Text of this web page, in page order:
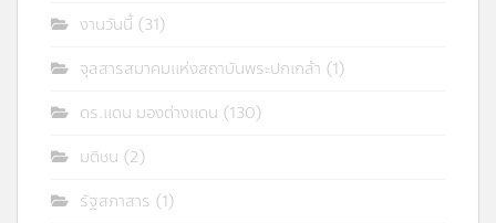
งานวันนี้ (31)
จุลสารสมาคมแห่งสถาบันพระปกเกล้า (1)
ดร.แดน มองต่างแดน (130)
มติชน (2)
รัฐสภาสาร (1)